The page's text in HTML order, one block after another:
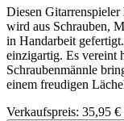
Diesen Gitarrenspieler
wird aus Schrauben,
in Handarbeit
einzigartig. Es vereint
Schraubenmännle
einem freudigen
Verkaufspreis: 35,95 €